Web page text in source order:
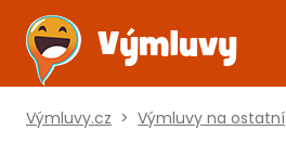
Výmluvy.cz > Výmluvy na ostatní